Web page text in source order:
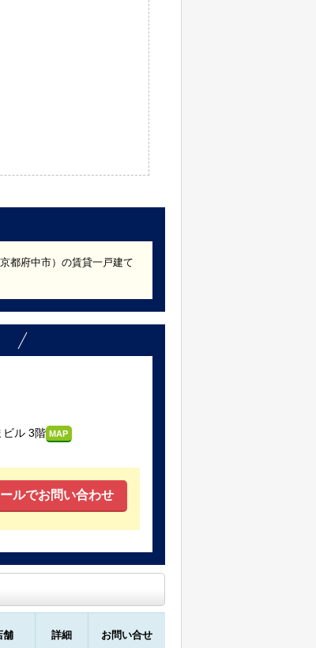
都府中市）の賃貸一戸建て
ビル 3階 MAP
ルでお問い合わせ
舗 詳細 お問い合せ